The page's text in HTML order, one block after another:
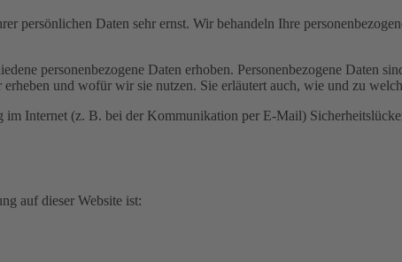
persönlichen Daten sehr ernst. Wir behandeln Ihre
personenbezogene Daten erhoben. Personenbezogene Daten
und wofür wir sie nutzen. Sie erläutert auch, wie und zu
im Internet (z. B. bei der Kommunikation per E-Mail)
auf dieser Website ist: